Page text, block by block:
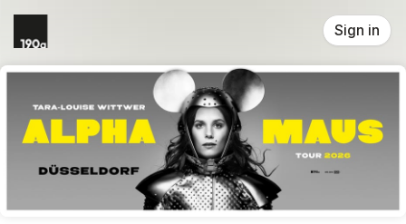
Skip header
Sign in